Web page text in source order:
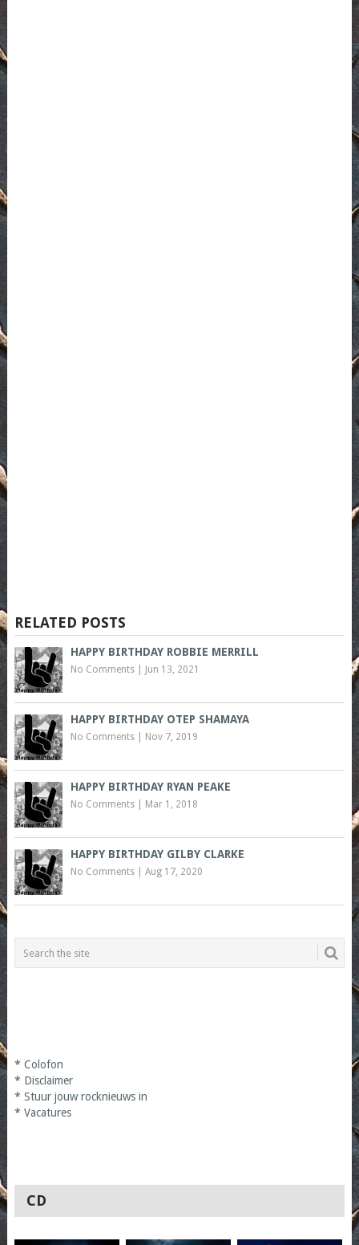
RELATED POSTS
HAPPY BIRTHDAY ROBBIE MERRILL
No Comments| Jun 13, 2021
HAPPY BIRTHDAY OTEP SHAMAYA
No Comments| Nov 7, 2019
HAPPY BIRTHDAY RYAN PEAKE
No Comments| Mar 1, 2018
HAPPY BIRTHDAY GILBY CLARKE
No Comments| Aug 17, 2020
* Colofon
* Disclaimer
* Stuur jouw rocknieuws in
* Vacatures
CD